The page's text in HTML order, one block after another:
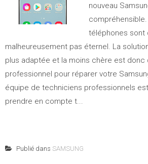
nouveau
compréhensible.
téléphones sont
malheureusement pas éternel. La
plus adaptée et la moins chère est donc
professionnel pour réparer votre
équipe de techniciens professionnels
prendre en compte t...
Publié dans SAMSUNG